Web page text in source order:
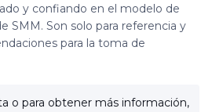
y confiando en el modelo de
SMM. Son solo para referencia y
para la toma de
o para obtener más información,